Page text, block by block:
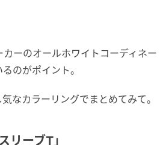
ーのオールホワイトコーディネー
のがポイント。
なカラーリングでまとめてみて。
リーブT」